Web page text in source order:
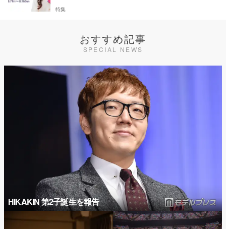
特集
おすすめ記事
SPECIAL NEWS
HIKAKIN 第2子誕生を報告